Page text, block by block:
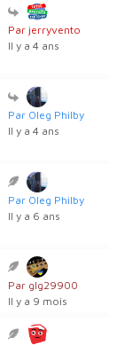
Par jerryvento
Il y a 4 ans
Par Oleg Philby
Il y a 4 ans
Par Oleg Philby
Il y a 6 ans
Par glg29900
Il y a 9 mois